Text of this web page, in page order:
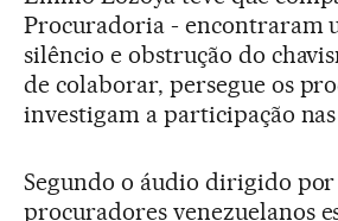
Procuradoria - encontraram
silêncio e obstrução do
de colaborar, persegue os
investigam a participação
Segundo o áudio dirigido
procuradores venezuelanos